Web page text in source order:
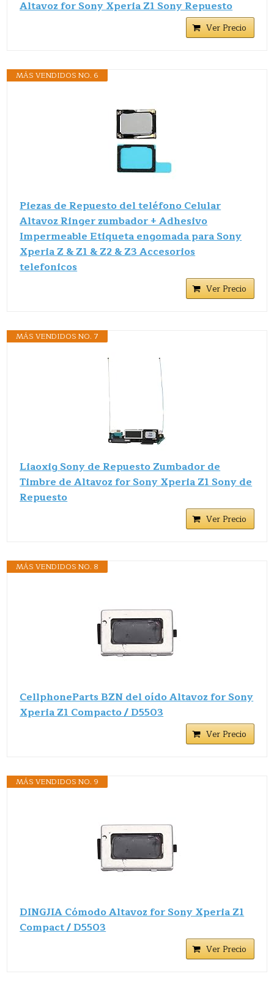
Altavoz for Sony Xperia Z1 Sony Repuesto
Ver Precio
MÁS VENDIDOS NO. 6
Piezas de Repuesto del teléfono Celular
Altavoz Ringer zumbador + Adhesivo
Impermeable Etiqueta engomada para Sony
Xperia Z & Z1 & Z2 & Z3 Accesorios
telefonicos
Ver Precio
MÁS VENDIDOS NO. 7
Liaoxig Sony de Repuesto Zumbador de
Timbre de Altavoz for Sony Xperia Z1 Sony de
Repuesto
Ver Precio
MÁS VENDIDOS NO. 8
CellphoneParts BZN del oído Altavoz for Sony
Xperia Z1 Compacto / D5503
Ver Precio
MÁS VENDIDOS NO. 9
DINGJIA Cómodo Altavoz for Sony Xperia Z1
Compact / D5503
Ver Precio